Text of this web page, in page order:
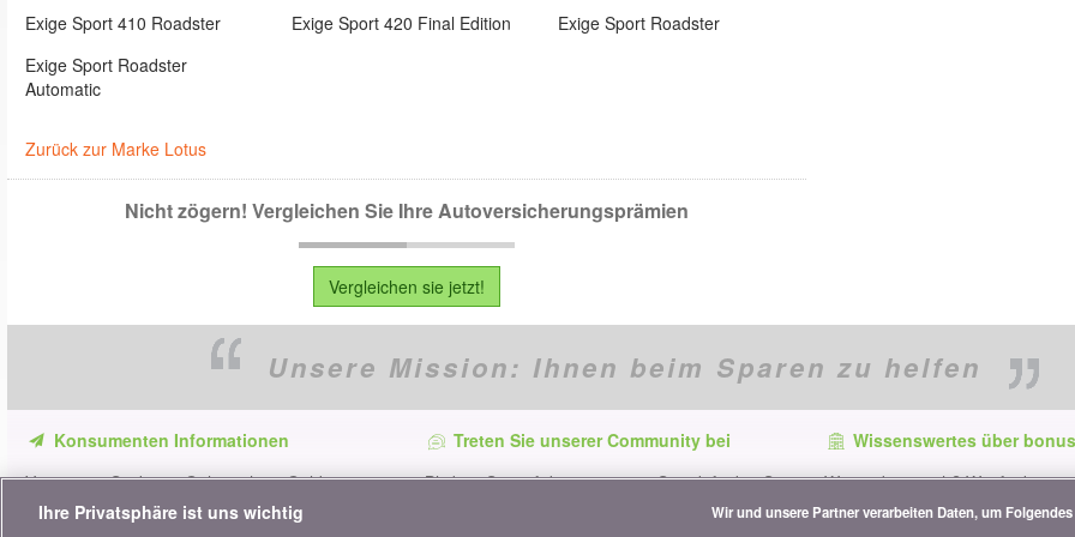
Exige Sport 410 Roadster Exige Sport 420 Final Edition
Exige Sport Roadster
Exige Sport Roadster
Automatic
Zurück zur Marke Lotus
Nicht zögern! Vergleichen Sie Ihre Autoversicherungsprämien
Vergleichen sie jetzt!
Unsere Mission: Ihnen beim Sparen zu helfen
Konsumenten Informationen
Verpassen Sie keine Gelegenheit, Geld zu
sparen. Erhalten Sie unsere Vergleiche,
Ratschläge und Tipps in den Bereichen
Treten Sie unserer Community bei
Bleiben Sie auf dem neuesten Stand, finden Sie
alle Ratschläge und Tipps zum Sparen auf:
Wissenswertes über
Wer ist bonus.ch? Wie
Vergleiche? Presseanfragen,
Ihre Privatsphäre ist uns wichtig
Wir und unsere Partner verarbeiten Daten, um